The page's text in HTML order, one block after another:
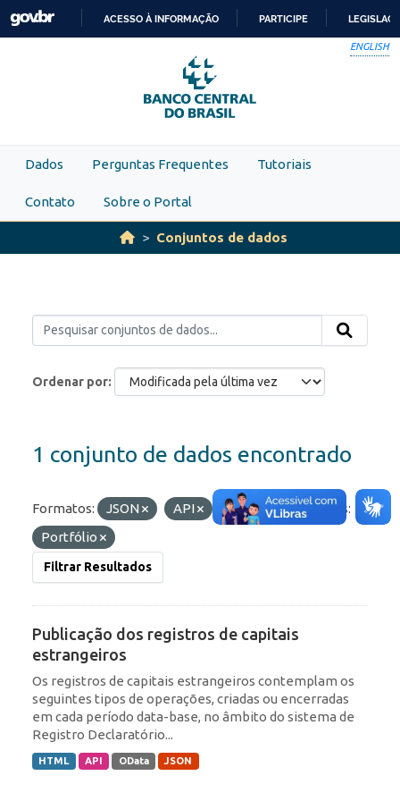
Skip to main content
PARA
O
CONTEÚDO
ACESSO À INFORMAÇÃO PARTICIPE
ENGLISH
Dados Perguntas Frequentes Tutoriais
Contato Sobre o Portal
Conjuntos de dados
Ordenar por
1 conjunto de dados encontrado
Formatos: JSON API HTML
Etiquetas:
Portfólio
Filtrar Resultados
Publicação dos registros de capitais
estrangeiros
Os registros de capitais estrangeiros contemplam os
seguintes tipos de operações, criadas ou encerradas
em cada período data-base, no âmbito do sistema de
Registro Declaratório...
HTML API OData JSON